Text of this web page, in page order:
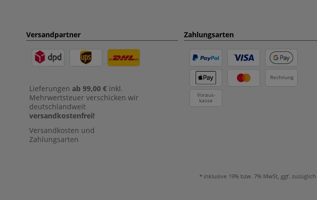
Versandpartner
Lieferungen ab 99,00 € inkl.
Mehrwertsteuer verschicken wir
deutschlandweit
versandkostenfrei!
Versandkosten und
Zahlungsarten
Zahlungsarten
Rechnung
Voraus-
kasse
inklusive 19% bzw. 7% MwSt, ggf. zuzüglich